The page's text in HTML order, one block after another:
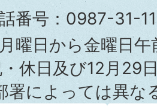
所
番号：0987-31-
曜日から金曜日
休日及び12月29
署によっては異